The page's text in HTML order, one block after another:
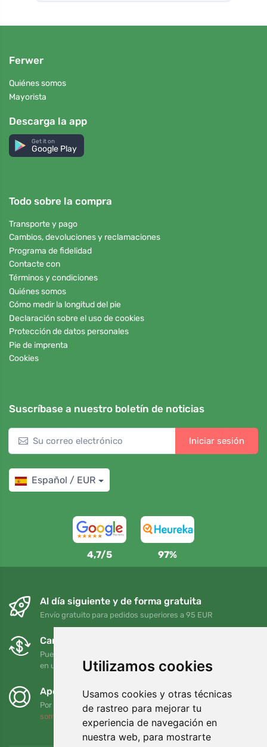
Utilizamos cookies
Usamos cookies y otras técnicas
de rastreo para mejorar tu
experiencia de navegación en
nuestra web, para mostrarte
Ferwer
Quiénes somos
Mayorista
Descarga la app
Get it on
Google Play
Todo sobre la compra
Transporte y pago
Cambios, devoluciones y reclamaciones
Programa de fidelidad
Contacte con
Términos y condiciones
Quiénes somos
Cómo medir la longitud del pie
Declaración sobre el uso de cookies
Protección de datos personales
Pie de imprenta
Cookies
Suscríbase a nuestro boletín de noticias
Iniciar sesión
Español / EUR
4,7/5 97%
Al día siguiente y de forma gratuita
Envío gratuito para pedidos superiores a 95 EUR
Cambios y devoluciones gratuitos
Puede devolver o cambiar su pedido en cualquier momento
en un plazo de 90 días
Apoyamos a Trees.org
Por cada pedido plantamos un árbol. Leer más
somos